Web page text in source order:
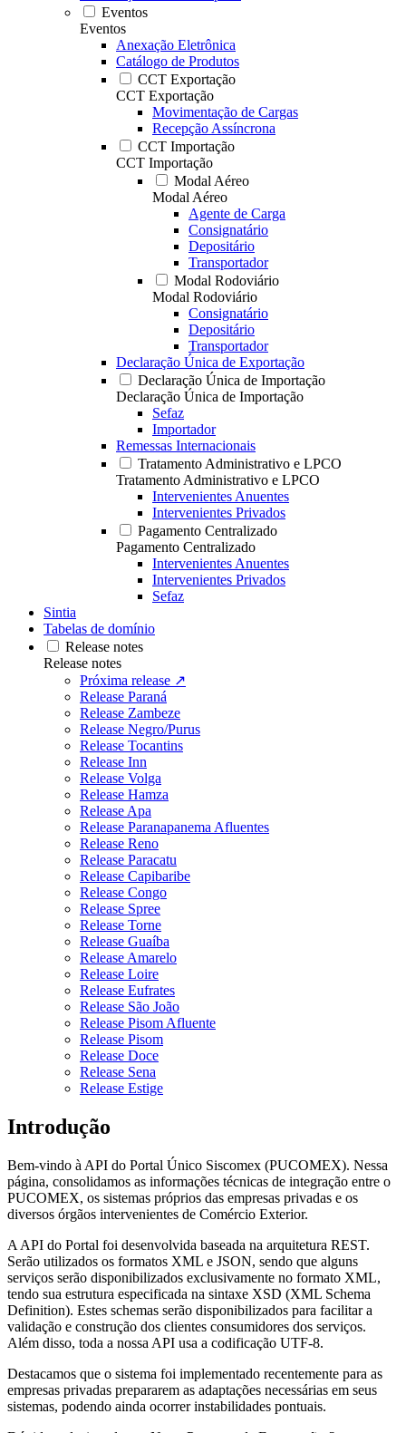
Eventos
Eventos
Anexação Eletrônica
Catálogo de Produtos
CCT Exportação
CCT Exportação
Movimentação de Cargas
Recepção Assíncrona
CCT Importação
CCT Importação
Modal Aéreo
Modal Aéreo
Agente de Carga
Consignatário
Depositário
Transportador
Modal Rodoviário
Modal Rodoviário
Consignatário
Depositário
Transportador
Declaração Única de Exportação
Declaração Única de Importação
Declaração Única de Importação
Sefaz
Importador
Remessas Internacionais
Tratamento Administrativo e LPCO
Tratamento Administrativo e LPCO
Intervenientes Anuentes
Intervenientes Privados
Pagamento Centralizado
Pagamento Centralizado
Intervenientes Anuentes
Intervenientes Privados
Sefaz
Sintia
Tabelas de domínio
Release notes
Release notes
Próxima release ↗
Release Paraná
Release Zambeze
Release Negro/Purus
Release Tocantins
Release Inn
Release Volga
Release Hamza
Release Apa
Release Paranapanema Afluentes
Release Reno
Release Paracatu
Release Capibaribe
Release Congo
Release Spree
Release Torne
Release Guaíba
Release Amarelo
Release Loire
Release Eufrates
Release São João
Release Pisom Afluente
Release Pisom
Release Doce
Release Sena
Release Estige
Introdução
Bem-vindo à API do Portal Único Siscomex (PUCOMEX). Nessa
página, consolidamos as informações técnicas de integração entre o
PUCOMEX, os sistemas próprios das empresas privadas e os
diversos órgãos intervenientes de Comércio Exterior.
A API do Portal foi desenvolvida baseada na arquitetura REST.
Serão utilizados os formatos XML e JSON, sendo que alguns
serviços serão disponibilizados exclusivamente no formato XML,
tendo sua estrutura especificada na sintaxe XSD (XML Schema
Definition). Estes schemas serão disponibilizados para facilitar a
validação e construção dos clientes consumidores dos serviços.
Além disso, toda a nossa API usa a codificação UTF-8.
Destacamos que o sistema foi implementado recentemente para as
empresas privadas prepararem as adaptações necessárias em seus
sistemas, podendo ainda ocorrer instabilidades pontuais.